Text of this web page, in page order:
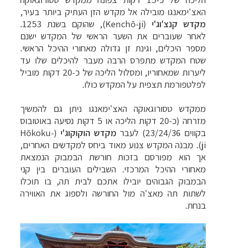
האצ'ימאנגו מובילה אל מקדש הזן העתיק ביותר בעיר,
מקדש קנצ'וג'י
(Kenchō-ji), שהוקם בשנת 1253.
לאחר שעוברים את השער הראשי של המקדש ישנם
מספר היכלים, וגינת זן גדולה מאחורי ההיכל הראשי.
שטח המקדש מתפרס הרבה מעבר להיכלים שלו עד
ליערות שמאחוריו, ומסלול הליכה של כ-20 דקות מוביל
לפלטפורמת תצפית על המקדש כולו.
ממקדש טסורוגאוקה האצ'ימאנגו ניתן גם להמשיך
מזרחה (כ-20 דקות הליכה או 5 דקות נסיעה באוטובוס
בקווים 23/24/36) לעבר
מקדש הוקוקוג'י (Hōkoku-
ji). מבנה המקדש צנוע מאוד ביחס למקדשים האחרים,
אך הוא מפורסם בזכות חורשת הבמבוק הנמצאת
מאחורי ההיכל המרכזי. השבילים העוברים בין קני
הבמבוק הגבוהים יובילו אתכם לבית תה, בו תוכלו
לשתות תה מאצ'ה מול החורשה ולספוג את האווירה
בנחת.